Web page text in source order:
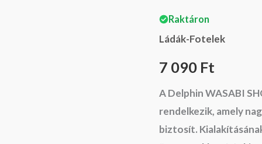
Raktáron
Ládák-Fotelek
7 090 Ft
A Delphin WASABI
rendelkezik, amely
biztosít.